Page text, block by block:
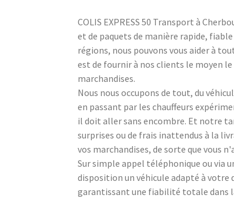
COLIS EXPRESS 50 Transport à
et de paquets de manière rapide,
régions, nous pouvons vous aider à
est de fournir à nos clients le moyen
marchandises.
Nous nous occupons de tout, du
en passant par les chauffeurs
il doit aller sans encombre. Et notre
surprises ou de frais inattendus à la
vos marchandises, de sorte que vous
Sur simple appel téléphonique ou via
disposition un véhicule adapté à votre
garantissant une fiabilité totale dans